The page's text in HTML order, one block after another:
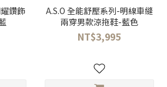
鑽飾
A.S.O 全能舒壓系列-明線車縫
兩穿男款涼拖鞋-藍色
NT$3,995